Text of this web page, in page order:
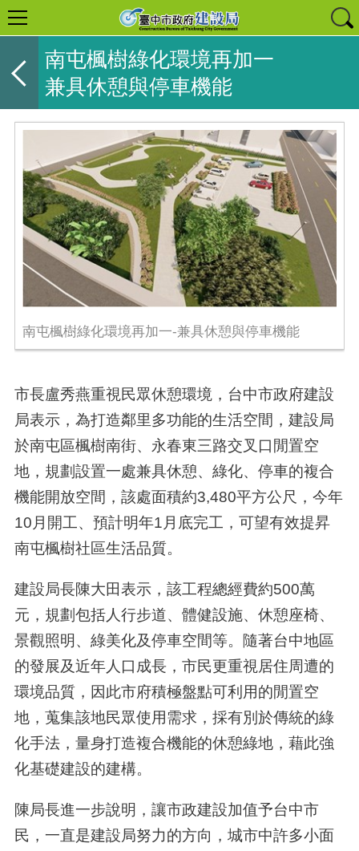
南屯楓樹綠化環境再加一
兼具休憩與停車機能
南屯楓樹綠化環境再加一-兼具休憩與停車機能
市長盧秀燕重視民眾休憩環境，台中市政府建設
局表示，為打造鄰里多功能的生活空間，建設局
於南屯區楓樹南街、永春東三路交叉口閒置空
地，規劃設置一處兼具休憩、綠化、停車的複合
機能開放空間，該處面積約3,480平方公尺，今年
10月開工、預計明年1月底完工，可望有效提昇
南屯楓樹社區生活品質。
建設局長陳大田表示，該工程總經費約500萬
元，規劃包括人行步道、體健設施、休憩座椅、
景觀照明、綠美化及停車空間等。隨著台中地區
的發展及近年人口成長，市民更重視居住周遭的
環境品質，因此市府積極盤點可利用的閒置空
地，蒐集該地民眾使用需求，採有別於傳統的綠
化手法，量身打造複合機能的休憩綠地，藉此強
化基礎建設的建構。
陳局長進一步說明，讓市政建設加值予台中市
民，一直是建設局努力的方向，城市中許多小面